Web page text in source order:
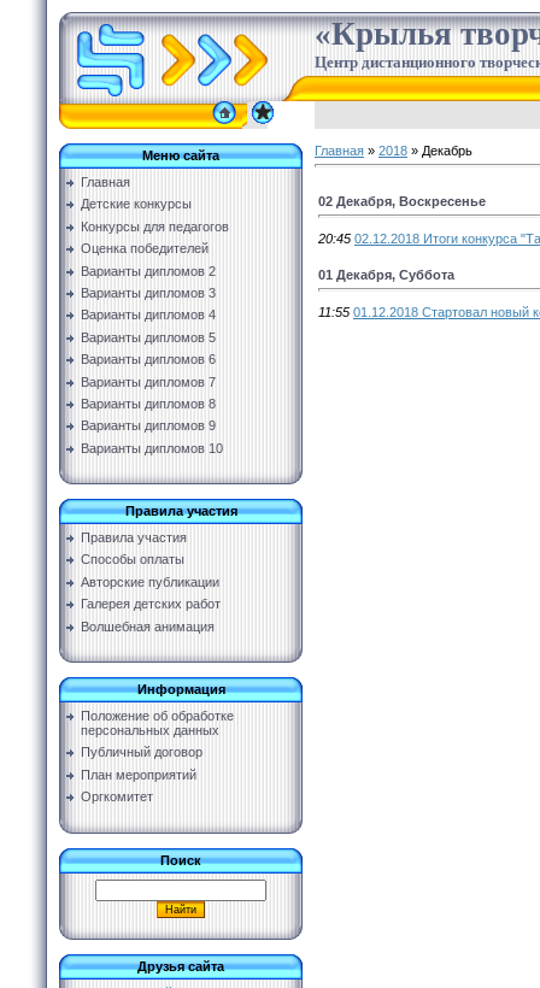
«Крылья
Центр дистанционного
Меню сайта
Главная
Детские конкурсы
Конкурсы для педагогов
Оценка победителей
Варианты дипломов 2
Варианты дипломов 3
Варианты дипломов 4
Варианты дипломов 5
Варианты дипломов 6
Варианты дипломов 7
Варианты дипломов 8
Варианты дипломов 9
Варианты дипломов 10
Правила участия
Правила участия
Способы оплаты
Авторские публикации
Галерея детских работ
Волшебная анимация
Информация
Положение об обработке
персональных данных
Публичный договор
План мероприятий
Оргкомитет
Поиск
Друзья сайта
Главная » 2018 » Декабрь
02 Декабря, Воскресенье
20:45 02.12.2018 Итоги конкурса
01 Декабря, Суббота
11:55 01.12.2018 Стартовал новый